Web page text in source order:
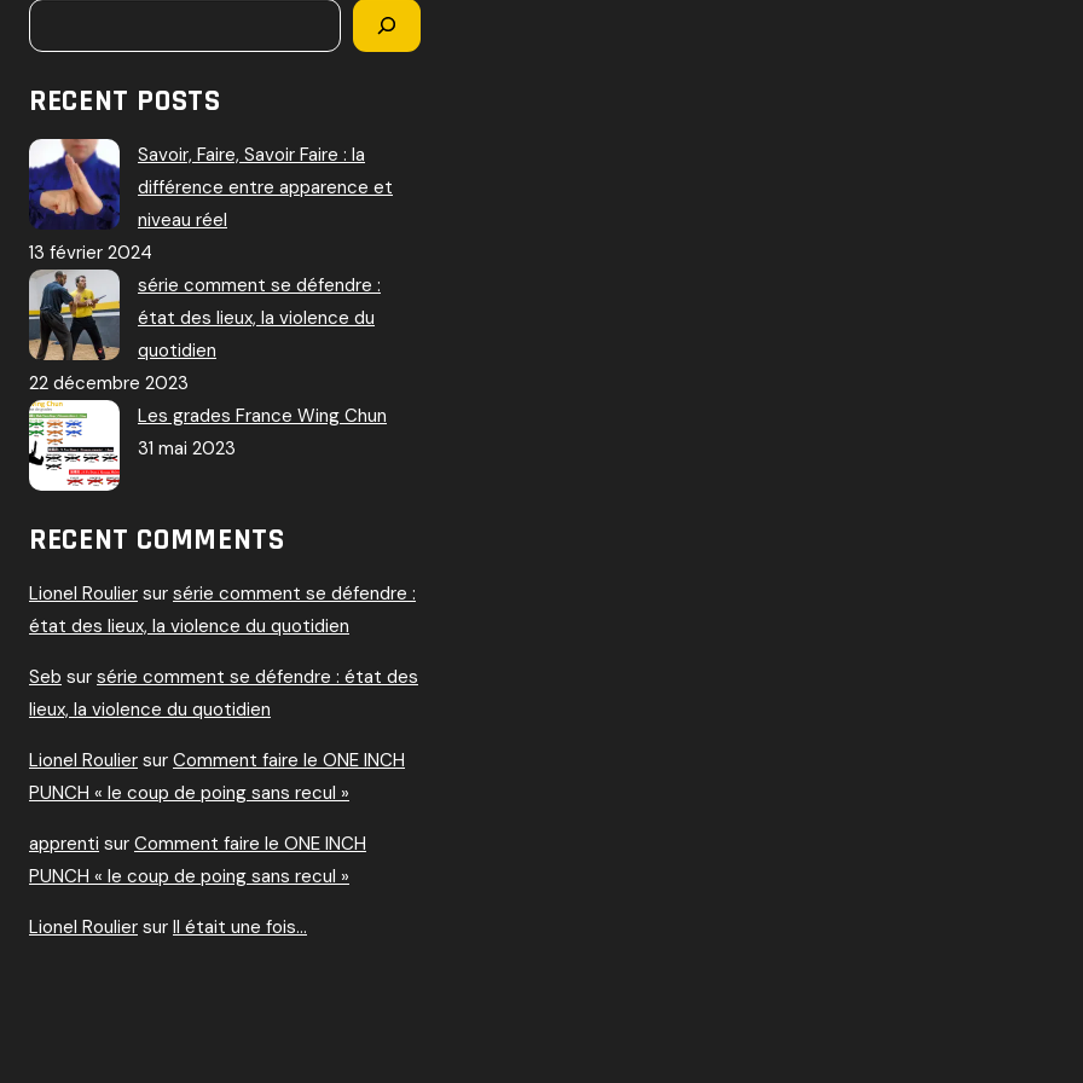
RECENT POSTS
Savoir, Faire, Savoir Faire : la
différence entre apparence et
niveau réel
13 février 2024
série comment se défendre :
état des lieux, la violence du
quotidien
22 décembre 2023
Les grades France Wing Chun
31 mai 2023
RECENT COMMENTS
Lionel Roulier sur série comment se défendre :
état des lieux, la violence du quotidien
Seb sur série comment se défendre : état des
lieux, la violence du quotidien
Lionel Roulier sur Comment faire le ONE INCH
PUNCH « le coup de poing sans recul »
apprenti sur Comment faire le ONE INCH
PUNCH « le coup de poing sans recul »
Lionel Roulier sur Il était une fois…